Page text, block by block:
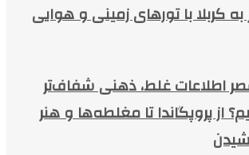
کربلا با تورهای زمینی و هوایی
اطلاعات غلط، ذهنی شفاف‌تر
از پروپگاندا تا مغلطه‌ها و هنر